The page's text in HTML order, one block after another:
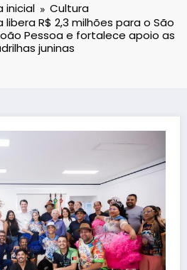
inicial
Cultura
libera R$ 2,3 milhões para o São
Pessoa e fortalece apoio as
juninas